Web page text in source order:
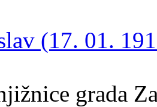
(17. 01.
grada